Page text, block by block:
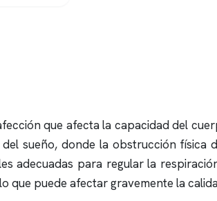
que afecta la capacidad del
sueño, donde la obstrucción física
adecuadas para regular la
puede afectar gravemente la